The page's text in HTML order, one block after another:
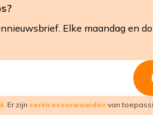
Elke maandag en
. Er zijn servicevoorwaarden van